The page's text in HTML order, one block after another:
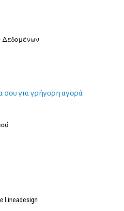
Δεδομένων
σου για γρήγορη αγορά
Lineadesign